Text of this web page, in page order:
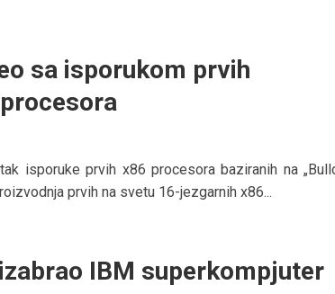
sa isporukom prvih
isporuke prvih x86 procesora baziranih na
prvih na svetu 16-jezgarnih x86...
IBM superkompjuter